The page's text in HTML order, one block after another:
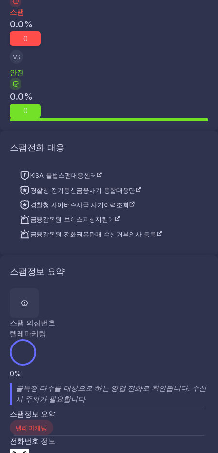
스팸
0.0%
0
VS
안전
0.0%
0
스팸전화 대응
KISA 불법스팸대응센터
경찰청 전기통신금융사기 통합대응단
경찰청 사이버수사국 사기이력조회
금융감독원 보이스피싱지킴이
금융감독원 전화권유판매 수신거부의사 등록
스팸정보 요약
스팸 의심번호
텔레마케팅
0%
불특정 다수를 대상으로 하는 영업 전화로 확인됩니다. 수신
시 주의가 필요합니다
스팸정보 요약
텔레마케팅
전화번호 정보